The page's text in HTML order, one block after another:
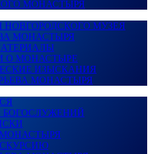
МОНАСТЫРЯ
НОВГОРОДСКОГО МУЗЕЯ
МОНАСТЫРЯ
О МОНАСТЫРЕ
ИЗЫСКАНИЯ
МОНАСТЫРЯ
БОГОСЛУЖЕНИЙ